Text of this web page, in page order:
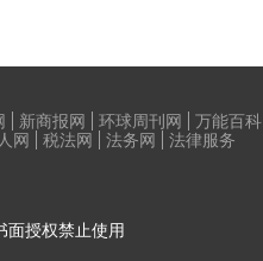
新商报网 环球周刊网 万能百科
网 税法网 法务网
法律服务
面授权禁止使用